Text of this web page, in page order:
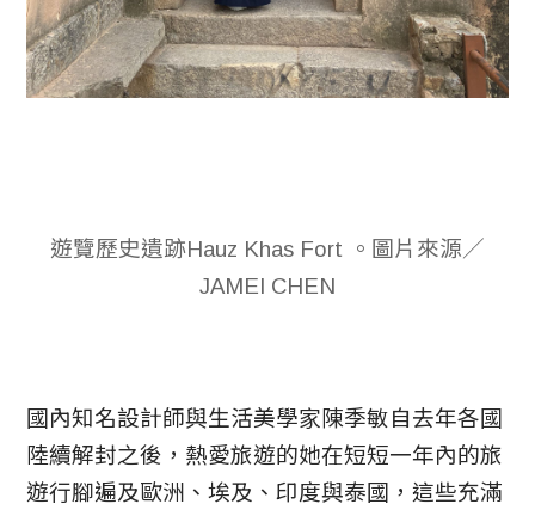
遊覽歷史遺跡Hauz Khas Fort 。圖片來源／
JAMEI CHEN
國內知名設計師與生活美學家陳季敏自去年各國
陸續解封之後，熱愛旅遊的她在短短一年內的旅
遊行腳遍及歐洲、埃及、印度與泰國，這些充滿